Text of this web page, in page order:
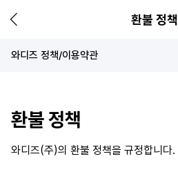
환불 정책
와디즈 정책/이용약관
환불 정책
와디즈(주)의 환불 정책을 규정합니다.